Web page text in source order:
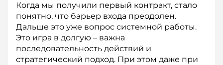
Когда мы получили первый контракт, стало
понятно, что барьер входа преодолен.
Дальше это уже вопрос системной работы.
Это игра в долгую – важна
последовательность действий и
стратегический подход. При этом даже при